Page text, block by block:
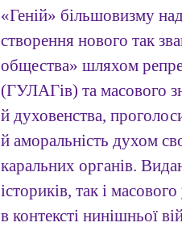
«Геній» більшовизму
створення нового так
общества» шляхом
(ГУЛАГів) та масового
й духовенства,
й аморальність духом
каральних органів.
істориків, так і
в контексті нинішньої